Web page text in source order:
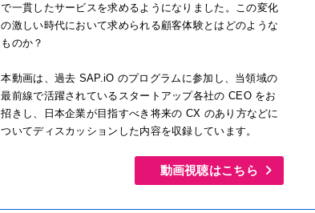
で一貫したサービスを求めるようになりました。この変化
の激しい時代において求められる顧客体験とはどのような
ものか？
本動画は、過去 SAP.iO のプログラムに参加し、当領域の
最前線で活躍されているスタートアップ各社の CEO をお
招きし、日本企業が目指すべき将来の CX のあり方などに
ついてディスカッションした内容を収録しています。
動画視聴はこちら